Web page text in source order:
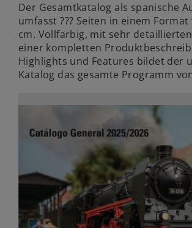
Der Gesamtkatalog als spanische
umfasst ??? Seiten in einem Format
cm. Vollfarbig, mit sehr
einer kompletten
Highlights und Features bildet der
Katalog das gesamte Programm